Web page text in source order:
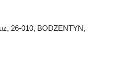
26-010, BODZENTYN,